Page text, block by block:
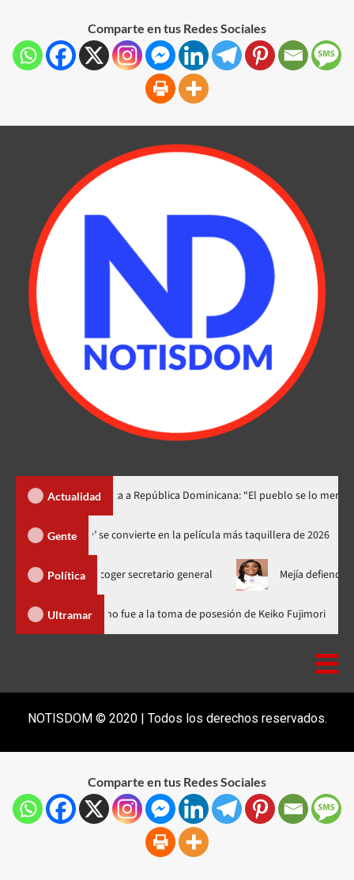
Comparte en tus Redes Sociales
Actualidad
lo dedica a República Dominicana: “El pueblo se lo merece”
Gente
‘Spider-Man: Brand New Day’ se convierte en la película más
Política
para escoger secretario general Mejía defiende consenso
Ultramar Luis Abinader no fue a la toma de posesión de Keiko
NOTISDOM © 2020 | Todos los derechos reservados.
Comparte en tus Redes Sociales